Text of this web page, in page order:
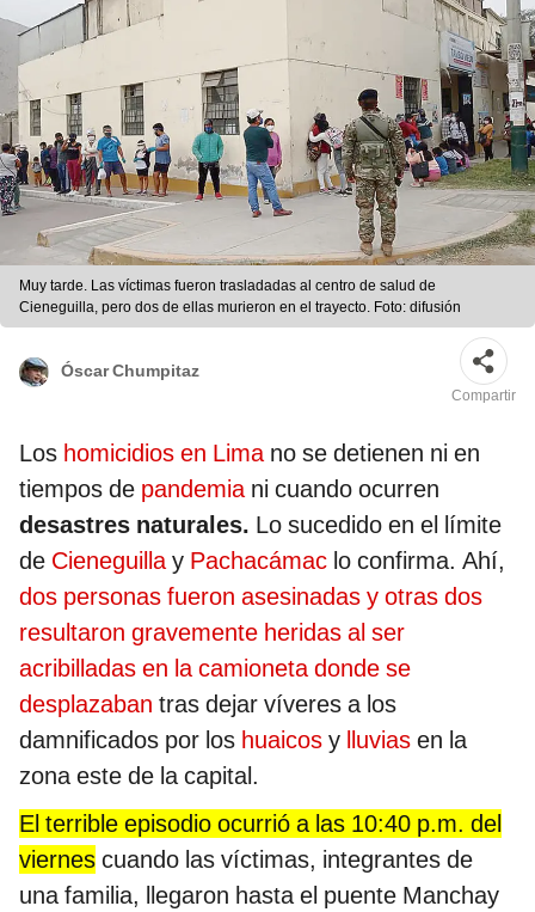
Muy tarde. Las víctimas fueron trasladadas al centro de salud de
Cieneguilla, pero dos de ellas murieron en el trayecto. Foto: difusión
Óscar Chumpitaz
Compartir
Los homicidios en Limano se detienen ni en
tiempos de pandemiani cuando ocurren
desastres naturales. Lo sucedido en el límite
de Cieneguillay Pachacámac lo confirma. Ahí,
dos personas fueron asesinadas y otras dos
resultaron gravemente heridas al ser
acribilladas en la camioneta donde se
desplazaban tras dejar víveres a los
damnificados por los huaicos y lluvias en la
zona este de la capital.
El terrible episodio ocurrió a las 10:40 p.m. del
viernes cuando las víctimas, integrantes de
una familia, llegaron hasta el puente Manchay